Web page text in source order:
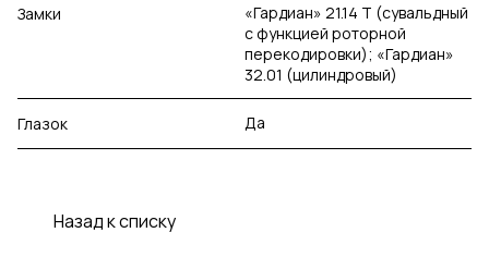
Замки
«Гардиан» 21.14 Т (сувальдный
с функцией роторной
перекодировки); «Гардиан»
32.01 (цилиндровый)
Глазок Да
Назад к списку